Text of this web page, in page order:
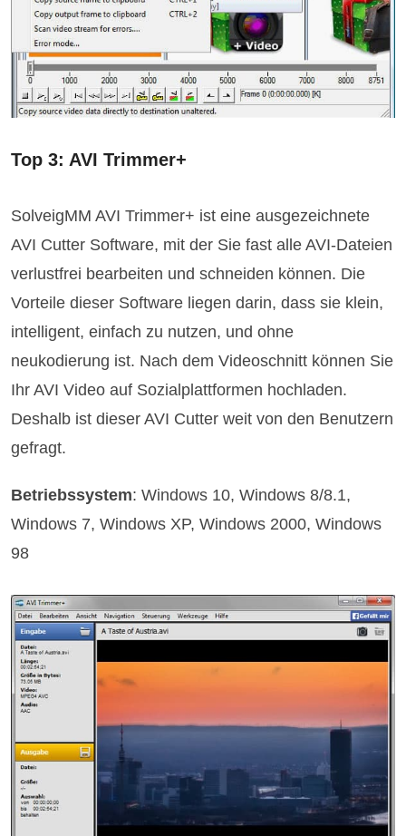
Top 3: AVI Trimmer+
SolveigMM AVI Trimmer+ ist eine ausgezeichnete
AVI Cutter Software, mit der Sie fast alle AVI-Dateien
verlustfrei bearbeiten und schneiden können. Die
Vorteile dieser Software liegen darin, dass sie klein,
intelligent, einfach zu nutzen, und ohne
neukodierung ist. Nach dem Videoschnitt können Sie
Ihr AVI Video auf Sozialplattformen hochladen.
Deshalb ist dieser AVI Cutter weit von den Benutzern
gefragt.
Betriebssystem: Windows 10, Windows 8/8.1,
Windows 7, Windows XP, Windows 2000, Windows
98